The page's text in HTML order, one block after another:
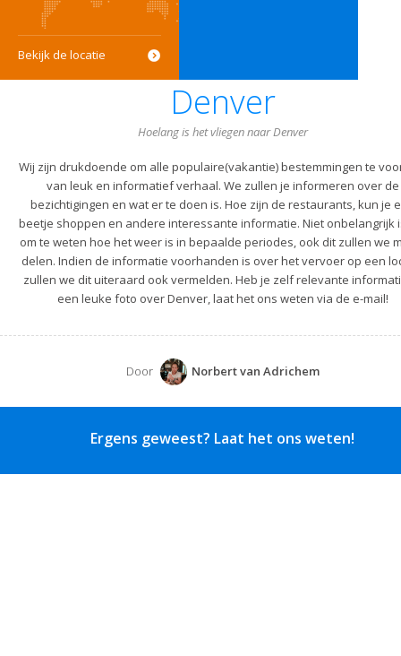
Bekijk de locatie
Denver
Hoelang is het vliegen naar Denver
Wij zijn drukdoende om alle populaire(vakantie) bestemmingen te
van leuk en informatief verhaal. We zullen je informeren over de
bezichtigingen en wat er te doen is. Hoe zijn de restaurants, kun je
beetje shoppen en andere interessante informatie. Niet onbelangrijk
om te weten hoe het weer is in bepaalde periodes, ook dit zullen we
delen. Indien de informatie voorhanden is over het vervoer op een
zullen we dit uiteraard ook vermelden. Heb je zelf relevante
een leuke foto over Denver, laat het ons weten via de e-mail!
Door Norbert van Adrichem
Ergens geweest? Laat het ons weten!